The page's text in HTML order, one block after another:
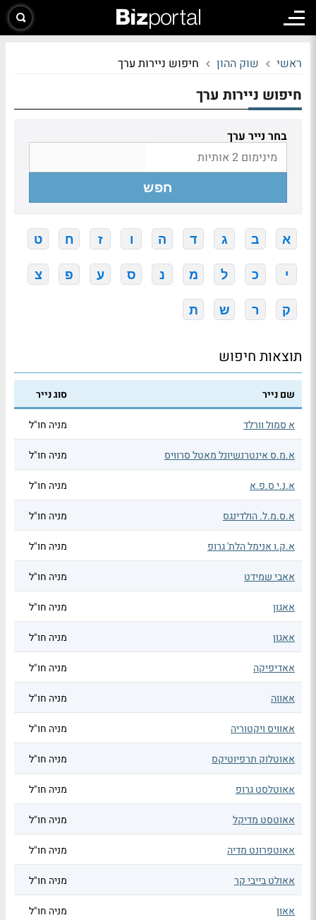
ראשי שוק ההון חיפוש ניירות ערך
חיפוש ניירות ערך
בחר נייר ערך
חפש
א ב ג ד ה ו ז ח ט
י כ ל מ נ ס ע פ צ
ק ר ש ת
תוצאות חיפוש
שם נייר סוג נייר
א סמול וורלד מניה חו"ל
א.מ.ס אינטרנשיונל מאטל סרוויס מניה חו"ל
א.נ.י ס.פ.א מניה חו"ל
א.ס.מ.ל. הולדינגס מניה חו"ל
א.ק.ו אנימל הלת' גרופ מניה חו"ל
אאבי שמידט מניה חו"ל
אאגון מניה חו"ל
אאגון מניה חו"ל
אאדיפיקה מניה חו"ל
אאווה מניה חו"ל
אאוויס ויקטוריה מניה חו"ל
אאוטלוק תרפיוטיקס מניה חו"ל
אאוטלסט גרופ מניה חו"ל
אאוטסט מדיקל מניה חו"ל
אאוטפרונט מדיה מניה חו"ל
אאולט בייבי קר מניה חו"ל
אאון מניה חו"ל